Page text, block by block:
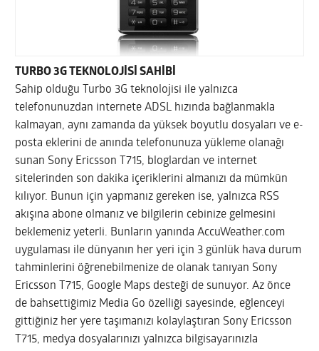
TURBO 3G TEKNOLOJİSİ SAHİBİ
Sahip olduğu Turbo 3G teknolojisi ile yalnızca
telefonunuzdan internete ADSL hızında bağlanmakla
kalmayan, aynı zamanda da yüksek boyutlu dosyaları ve e-
posta eklerini de anında telefonunuza yükleme olanağı
sunan Sony Ericsson T715, bloglardan ve internet
sitelerinden son dakika içeriklerini almanızı da mümkün
kılıyor. Bunun için yapmanız gereken ise, yalnızca RSS
akışına abone olmanız ve bilgilerin cebinize gelmesini
beklemeniz yeterli. Bunların yanında AccuWeather.com
uygulaması ile dünyanın her yeri için 3 günlük hava durum
tahminlerini öğrenebilmenize de olanak tanıyan Sony
Ericsson T715, Google Maps desteği de sunuyor. Az önce
de bahsettiğimiz Media Go özelliği sayesinde, eğlenceyi
gittiğiniz her yere taşımanızı kolaylaştıran Sony Ericsson
T715, medya dosyalarınızı yalnızca bilgisayarınızla